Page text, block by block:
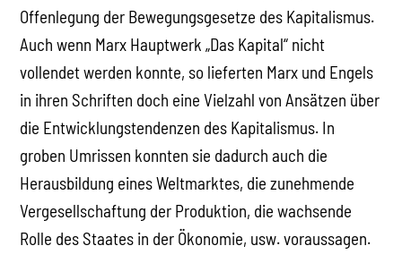
Offenlegung der Bewegungsgesetze des Kapitalismus.
Auch wenn Marx Hauptwerk „Das Kapital“ nicht
vollendet werden konnte, so lieferten Marx und Engels
in ihren Schriften doch eine Vielzahl von Ansätzen über
die Entwicklungstendenzen des Kapitalismus. In
groben Umrissen konnten sie dadurch auch die
Herausbildung eines Weltmarktes, die zunehmende
Vergesellschaftung der Produktion, die wachsende
Rolle des Staates in der Ökonomie, usw. voraussagen.